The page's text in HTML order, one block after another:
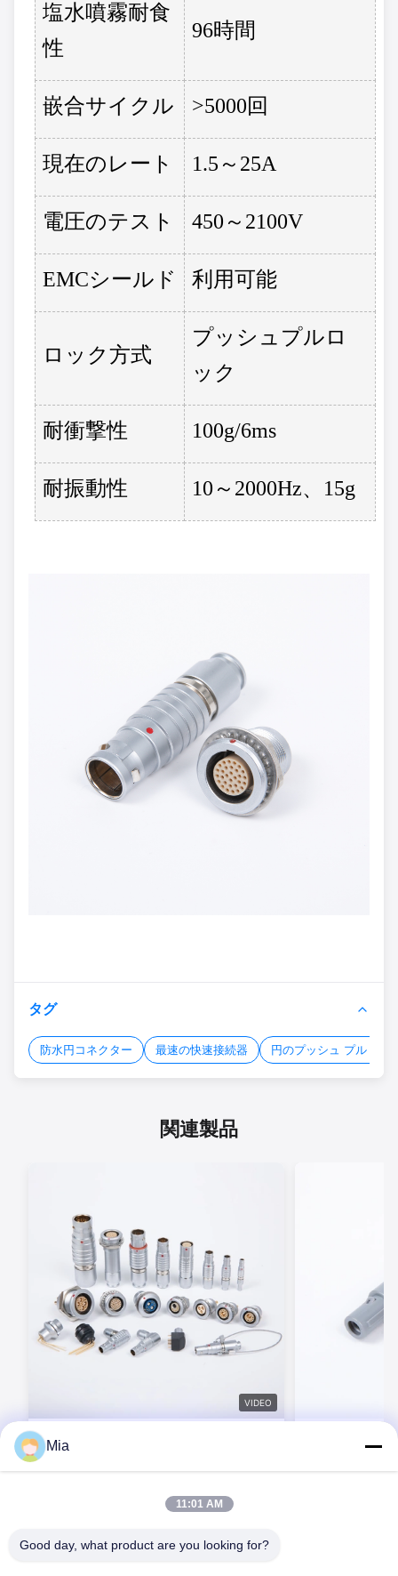
塩水噴霧耐食
性
96時間
嵌合サイクル >5000回
現在のレート 1.5～25A
電圧のテスト 450～2100V
EMCシールド 利用可能
ロック方式
プッシュプルロ
ック
耐衝撃性 100g/6ms
耐振動性 10～2000Hz、15g
タグ
防水円コネクター 最速の快速接続器 円のプッシュ プル コネ
関連製品
VIDEO
BEXKOM Bシリーズ サイズ 00B ~ 4B 2 ~
48ピン IP50 EMC シールド 円形プッシュ
プルコネクタ 5000交配サイクル LEMO
BEXKOM P シ
プルコネクタ
Mia
11:01 AM
Good day, what product are you looking for?